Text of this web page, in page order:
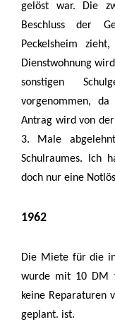
gelöst war. Die
Beschluss der
Peckelsheim
Dienstwohnung
sonstigen
vorgenommen,
Antrag wird von
3. Male
Schulraumes. Ich
doch nur eine
1962
Die Miete für die
wurde mit 10 DM
keine Reparaturen
geplant. ist.